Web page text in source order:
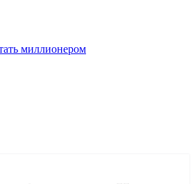
миллионером